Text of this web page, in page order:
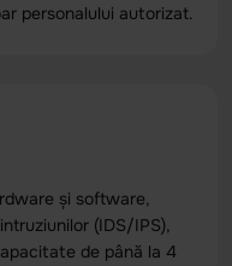
personalului autorizat.
și software,
(IDS/IPS),
de până la 4